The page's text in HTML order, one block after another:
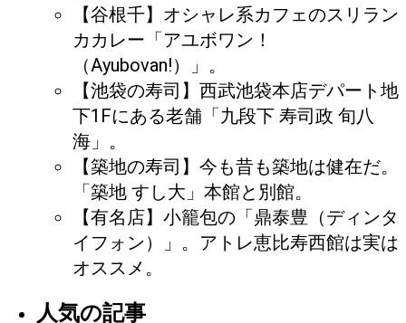
【谷根千】オシャレ系カフェのスリラン
カカレー「アユボワン！
（Ayubovan!）」。
【池袋の寿司】西武池袋本店デパート地
下1Fにある老舗「九段下 寿司政 旬八
海」。
【築地の寿司】今も昔も築地は健在だ。
「築地 すし大」本館と別館。
【有名店】小籠包の「鼎泰豊（ディンタ
イフォン）」。アトレ恵比寿西館は実は
オススメ。
人気の記事